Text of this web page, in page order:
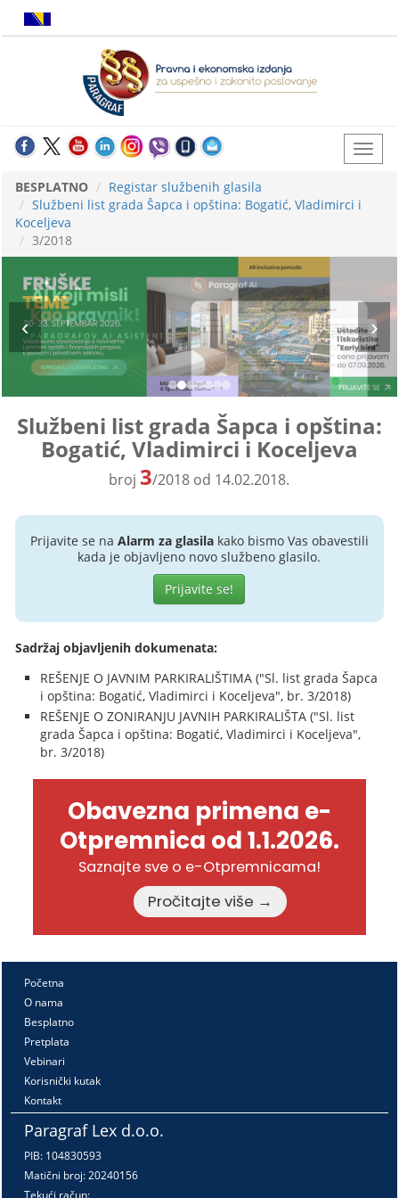
BESPLATNO
Registar službenih glasila
Službeni list grada Šapca i opština: Bogatić, Vladimirci i
Koceljeva
3/2018
Službeni list grada Šapca i opština:
Bogatić, Vladimirci i Koceljeva
broj 3/2018 od 14.02.2018.
Prijavite se na Alarm za glasilakako bismo Vas obavestili
kada je objavljeno novo službeno glasilo.
Prijavite se!
Sadržaj objavljenih dokumenata:
REŠENJE O JAVNIM PARKIRALIŠTIMA ("Sl. list grada Šapca
i opština: Bogatić, Vladimirci i Koceljeva", br. 3/2018)
REŠENJE O ZONIRANJU JAVNIH PARKIRALIŠTA ("Sl. list
grada Šapca i opština: Bogatić, Vladimirci i Koceljeva",
br. 3/2018)
Obavezna primena e-
Otpremnica od 1.1.2026.
Saznajte sve o e-Otpremnicama!
Pročitajte više →
Početna
O nama
Besplatno
Pretplata
Vebinari
Korisnički kutak
Kontakt
Paragraf Lex d.o.o.
PIB: 104830593
Matični broj: 20240156
Tekući račun: